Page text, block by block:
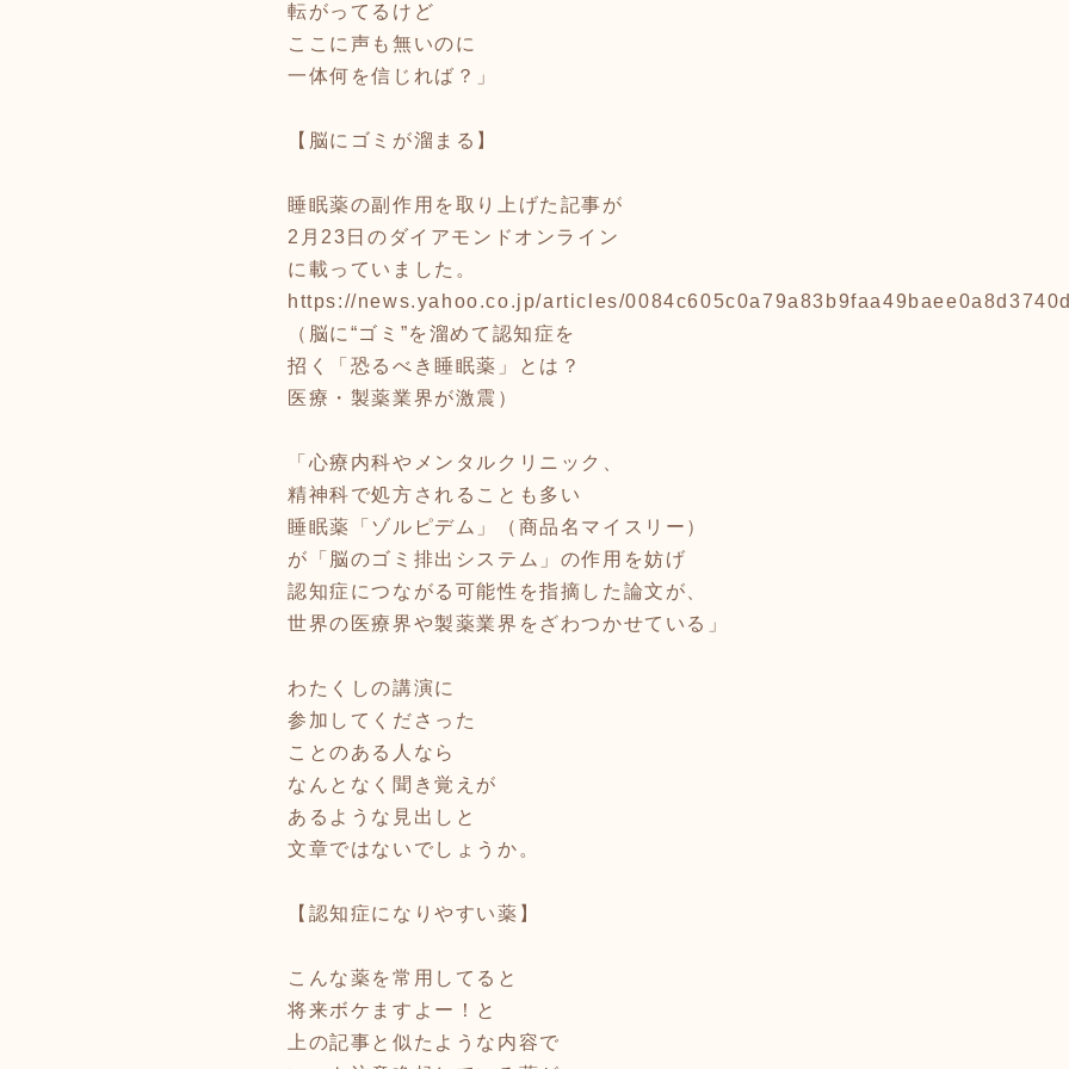
転がってるけど
ここに声も無いのに
一体何を信じれば？」
【脳にゴミが溜まる】
睡眠薬の副作用を取り上げた記事が
2月23日のダイアモンドオンライン
に載っていました。
https://news.yahoo.co.jp/articles/
（脳に“ゴミ”を溜めて認知症を
招く「恐るべき睡眠薬」とは？
医療・製薬業界が激震）
「心療内科やメンタルクリニック、
精神科で処方されることも多い
睡眠薬「ゾルピデム」（商品名マイスリー）
が「脳のゴミ排出システム」の作用を妨げ
認知症につながる可能性を指摘した論文が、
世界の医療界や製薬業界をざわつかせている」
わたくしの講演に
参加してくださった
ことのある人なら
なんとなく聞き覚えが
あるような見出しと
文章ではないでしょうか。
【認知症になりやすい薬】
こんな薬を常用してると
将来ボケますよー！と
上の記事と似たような内容で